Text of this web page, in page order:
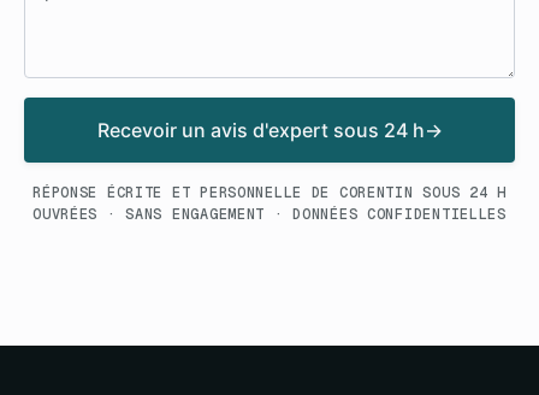
Recevoir un avis d'expert sous 24 h→
RÉPONSE ÉCRITE ET PERSONNELLE DE CORENTIN SOUS 24 H
OUVRÉES · SANS ENGAGEMENT · DONNÉES CONFIDENTIELLES